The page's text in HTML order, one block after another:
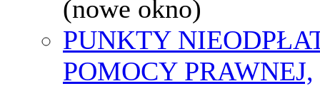
(nowe okno)
PUNKTY
POMOCY PRAWNEJ,